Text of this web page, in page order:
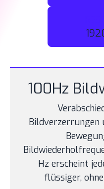
100Hz
Bildverzerrungen
Hz erscheint
flüssiger,